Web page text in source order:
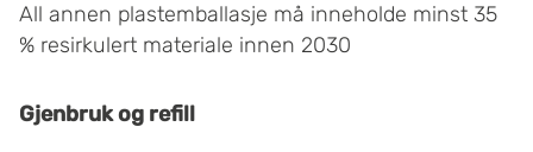
All annen plastemballasje må inneholde minst 35
% resirkulert materiale innen 2030
Gjenbruk og refill